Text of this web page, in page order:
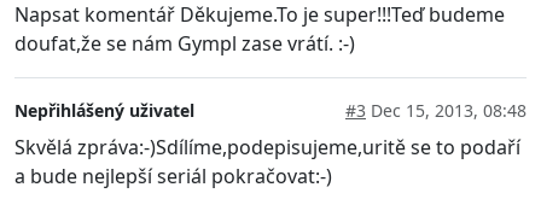
Napsat komentář Děkujeme.To je super!!!Teď budeme
doufat,že se nám Gympl zase vrátí. :-)
Nepřihlášený uživatel #3 Dec 15, 2013, 08:48
Skvělá zpráva:-)Sdílíme,podepisujeme,uritě se to podaří
a bude nejlepší seriál pokračovat:-)